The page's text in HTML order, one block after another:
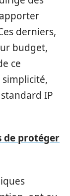
derniers,
budget,
ce
IP
de protéger